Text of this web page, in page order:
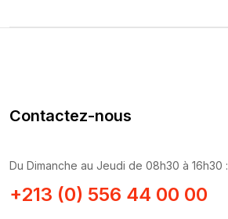
Contactez-nous
Du Dimanche au Jeudi de 08h30 à 16h30 :
+213 (0) 556 44 00 00